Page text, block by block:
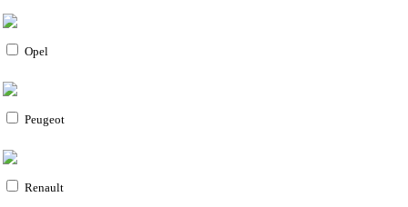
Opel
Peugeot
Renault